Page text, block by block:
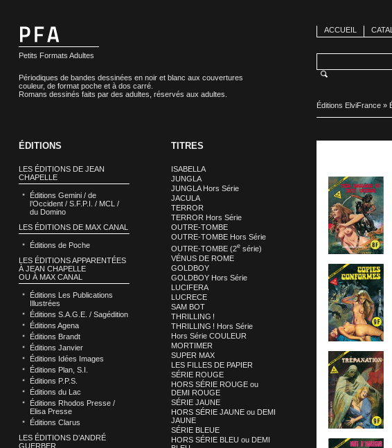
Petits Formats Adultes
Périodiques de bandes dessinées en noir et blanc aux couvertures
couleur, de format poche et à dos carré.
Romans dessinés faits par des adultes, réservés aux adultes.
ACCUEIL
Éditions ElviFrance»
ÉDITIONS
LES ÉDITIONS DE JEAN
CHAPELLE
Éditions Gemini / de
l’Occident / S.F.P.I. / MCL /
du Domino
LES ÉDITIONS DE MAX CANAL
Éditions de Poche
LES ÉDITIONS APPARENTÉES
À JEAN CHAPELLE
OU À MAX CANAL
Éditions Les Publications
Illustrées
Éditions S.A.G.E. / Sagédition
Éditions Agena
Éditions Brandt
Éditions Janvier
Éditions Idées Images
Éditions Plan, S.I.
Éditions P.P.S.
Éditions du Lac
Éditions Rhodos Presse /
Elisa Presse
Éditions Clarus
LES ÉDITIONS D’ANDRÉ
GUERBER
TITRES
ISABELLA
JUNGLA
JUNGLA Hors Série
JACULA
TERROR
TERROR Hors Série
OUTRE-TOMBE
OUTRE-TOMBE Hors Série
OUTRE-TOMBE (2esérie)
VÉNUS DE ROME
GOLDBOY
GOLDBOY Hors Série
LUCIFERA
LUCRECE
SAM BOT
THRILLING !
THRILLING ! Hors Série
Hors Série COULEUR
MORTIMER
SUPER MAX
LES FILLES DE PAPIER
SÉRIE ROUGE
HORS SÉRIE ROUGE ou
DEMI ROUGE
SÉRIE JAUNE
HORS SÉRIE JAUNE ou DEMI
JAUNE
SÉRIE BLEUE
HORS SÉRIE BLEU ou DEMI